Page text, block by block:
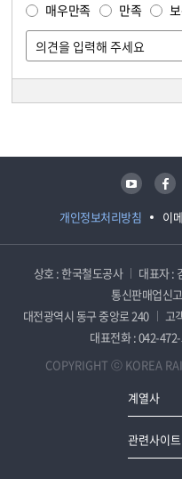
매우만족 만족
개인정보처리방침 이
유튜브 페이스북
상호 : 한국철도공사 대표자 :
통신판매업신
대전광역시 동구 중앙로 240
고
대표전화 : 042-
COPYRIGHT ⓒ KOREA
계열사
관련사이트